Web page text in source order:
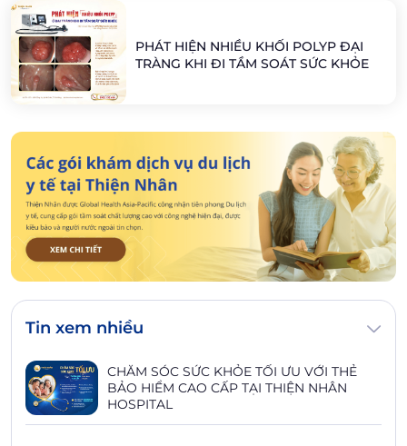
PHÁT HIỆN NHIỀU KHỐI POLYP ĐẠI
TRÀNG KHI ĐI TẦM SOÁT SỨC KHỎE
Tin xem nhiều
CHĂM SÓC SỨC KHỎE TỐI ƯU VỚI THẺ
BẢO HIỂM CAO CẤP TẠI THIỆN NHÂN
HOSPITAL